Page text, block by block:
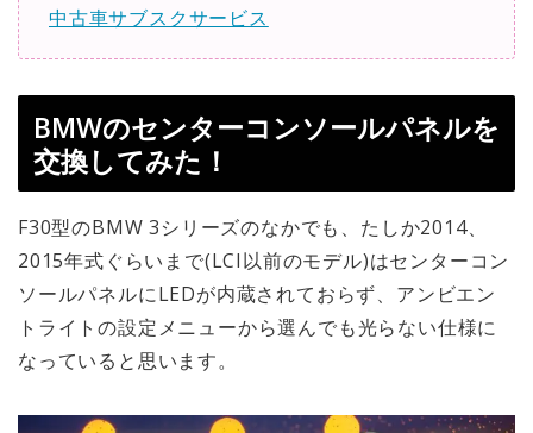
中古車サブスクサービス
BMWのセンターコンソールパネルを
交換してみた！
F30型のBMW 3シリーズのなかでも、たしか2014、
2015年式ぐらいまで(LCI以前のモデル)はセンターコン
ソールパネルにLEDが内蔵されておらず、アンビエン
トライトの設定メニューから選んでも光らない仕様に
なっていると思います。